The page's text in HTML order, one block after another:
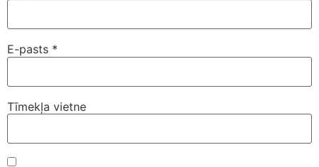
E-pasts *
Tīmekļa vietne